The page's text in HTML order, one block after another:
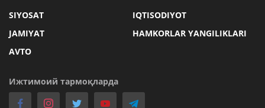
SIYOSAT
IQTISODIYOT
JAMIYAT
HAMKORLAR YANGILIKLARI
AVTO
Ижтимоий тармоқларда